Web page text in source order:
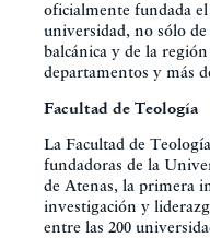
oficialmente fundada
universidad, no sólo
balcánica y de la
departamentos y más
Facultad de Teología
La Facultad de
fundadoras de la
de Atenas, la primera
investigación y
entre las 200